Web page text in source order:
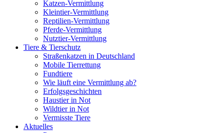
Katzen-Vermittlung
Kleintier-Vermittlung
Reptilien-Vermittlung
Pferde-Vermittlung
Nutztier-Vermittlung
Tiere & Tierschutz
Straßenkatzen in Deutschland
Mobile Tierrettung
Fundtiere
Wie läuft eine Vermittlung ab?
Erfolgsgeschichten
Haustier in Not
Wildtier in Not
Vermisste Tiere
Aktuelles